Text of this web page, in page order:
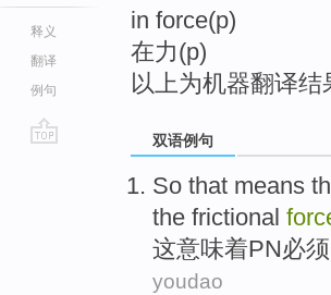
释义
翻译
例句
in force(p)
在力(p)
以上为机器翻译
双语例句
So that means
the frictional
这意味着PN必须
youdao